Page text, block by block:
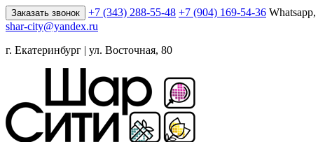
Заказать звонок +7 (343) 288-55-48 +7 (904) 169-54-36
shar-city@yandex.ru
г. Екатеринбург | ул. Восточная, 80